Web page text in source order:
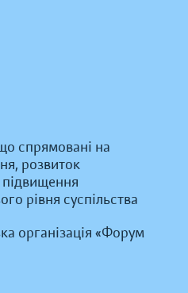
спрямовані на
розвиток
рівня суспільства
організація «Форум